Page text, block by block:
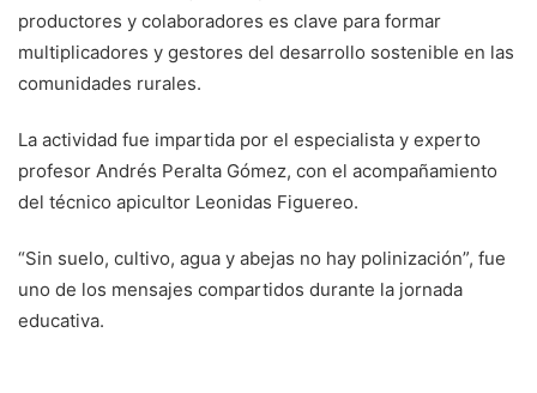
productores y colaboradores es clave para formar
multiplicadores y gestores del desarrollo sostenible en las
comunidades rurales.
La actividad fue impartida por el especialista y experto
profesor Andrés Peralta Gómez, con el acompañamiento
del técnico apicultor Leonidas Figuereo.
“Sin suelo, cultivo, agua y abejas no hay polinización”, fue
uno de los mensajes compartidos durante la jornada
educativa.